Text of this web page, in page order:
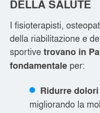
DELLA SALUTE
I fisioterapisti,
della riabilitazione e
sportivetrovano in
fondamentale per:
Ridurre
migliorando la